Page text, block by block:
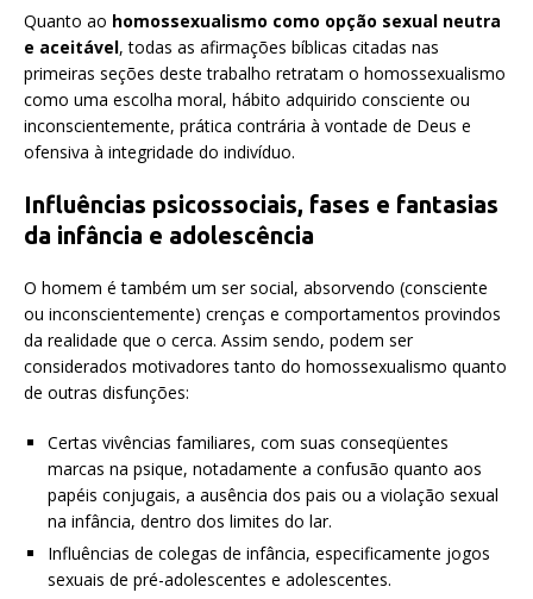
Quanto ao homossexualismo como opção sexual neutra
e aceitável, todas as afirmações bíblicas citadas nas
primeiras seções deste trabalho retratam o homossexualismo
como uma escolha moral, hábito adquirido consciente ou
inconscientemente, prática contrária à vontade de Deus e
ofensiva à integridade do indivíduo.
Influências psicossociais, fases e fantasias
da infância e adolescência
O homem é também um ser social, absorvendo (consciente
ou inconscientemente) crenças e comportamentos provindos
da realidade que o cerca. Assim sendo, podem ser
considerados motivadores tanto do homossexualismo quanto
de outras disfunções:
Certas vivências familiares, com suas conseqüentes
marcas na psique, notadamente a confusão quanto aos
papéis conjugais, a ausência dos pais ou a violação sexual
na infância, dentro dos limites do lar.
Influências de colegas de infância, especificamente jogos
sexuais de pré-adolescentes e adolescentes.